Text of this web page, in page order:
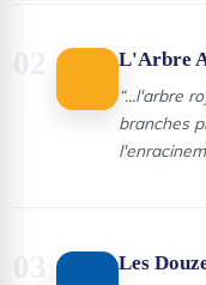
L'Arbre
“...l'arbre
branches
Les